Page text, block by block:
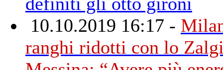
10.10.2019 16:17 -
ranghi ridotti con lo